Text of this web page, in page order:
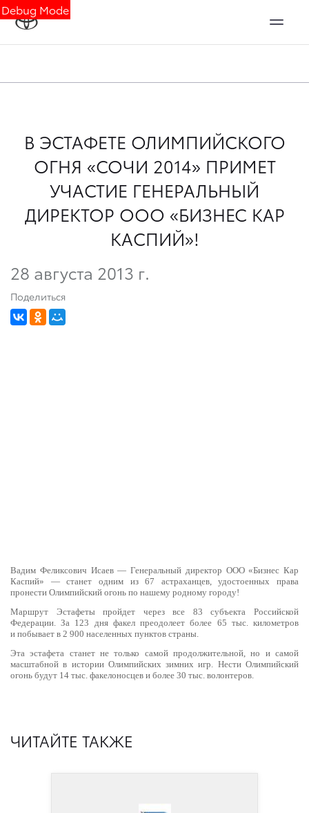
Debug Mode
В ЭСТАФЕТЕ ОЛИМПИЙСКОГО
ОГНЯ «СОЧИ 2014» ПРИМЕТ
УЧАСТИЕ ГЕНЕРАЛЬНЫЙ
ДИРЕКТОР ООО «БИЗНЕС КАР
КАСПИЙ»!
28 августа 2013 г.
Поделиться
Вадим Феликсович Исаев — Генеральный директор ООО «Бизнес Кар
Каспий» — станет одним из 67 астраханцев, удостоенных права
пронести Олимпийский огонь по нашему родному городу!
Маршрут Эстафеты пройдет через все 83 субъекта Российской
Федерации. За 123 дня факел преодолеет более 65 тыс. километров
и побывает в 2 900 населенных пунктов страны.
Эта эстафета станет не только самой продолжительной, но и самой
масштабной в истории Олимпийских зимних игр. Нести Олимпийский
огонь будут 14 тыс. факелоносцев и более 30 тыс. волонтеров.
ЧИТАЙТЕ ТАКЖЕ